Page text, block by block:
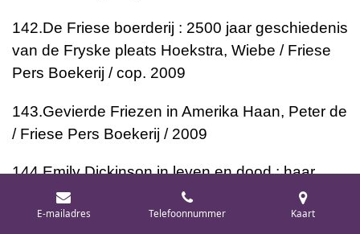
142.De Friese boerderij : 2500 jaar geschiedenis
van de Fryske pleats Hoekstra, Wiebe / Friese
Pers Boekerij / cop. 2009
143.Gevierde Friezen in Amerika Haan, Peter de
/ Friese Pers Boekerij / 2009
144.Emily Dickinson in leven en dood : haar
liefdes, haar werk en haar nawerking
Breuker,
Philippus / Friese Pers Boekerij / 2009
E-mailadres Telefoonnummer Kaart